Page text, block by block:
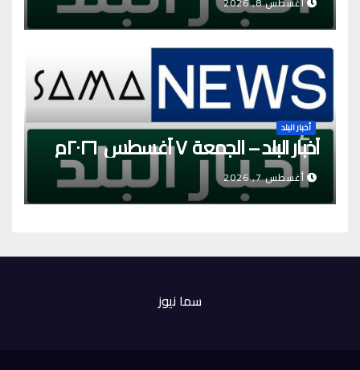
أخبار البلد
أخبار البلد – الجمعة ٧ أغسطس ٢٠٢٦م
أغسطس 7, 2026
سما نيوز